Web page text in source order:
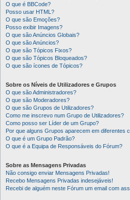
O que é BBCode?
Posso usar HTML?
O que são Emoções?
Posso exibir Imagens?
O que são Anúncios Globais?
O que são Anúncios?
O que são Tópicos Fixos?
O que são Tópicos Bloqueados?
O que são ícones de Tópicos?
Sobre os Níveis de Utilizadores e Grupos
O que são Administradores?
O que são Moderadores?
O que são Grupos de Utilizadores?
Como me inscrevo num Grupo de Utilizadores?
Como posso ser Líder de um Grupo?
Por que alguns Grupos aparecem em diferentes
O que é um Grupo Padrão?
O que é a Equipa de Responsáveis do Fórum?
Sobre as Mensagens Privadas
Não consigo enviar Mensagens Privadas!
Recebo Mensagens Privadas indesejáveis!
Recebi de alguém neste Fórum um email com